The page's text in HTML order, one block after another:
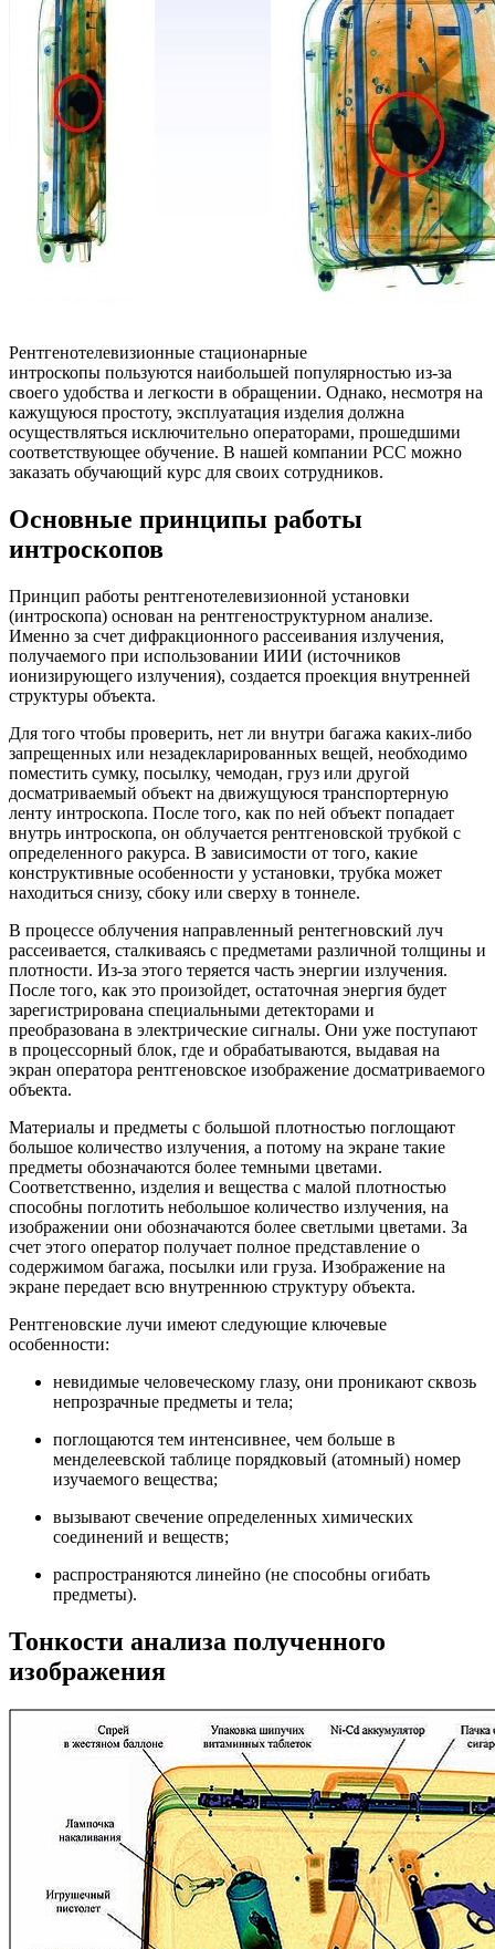
Рентгенотелевизионные стационарные
интроскопы пользуются наибольшей популярностью из-за
своего удобства и легкости в обращении. Однако, несмотря на
кажущуюся простоту, эксплуатация изделия должна
осуществляться исключительно операторами, прошедшими
соответствующее обучение. В нашей компании РСС можно
заказать обучающий курс для своих сотрудников.
Основные принципы работы
интроскопов
Принцип работы рентгенотелевизионной установки
(интроскопа) основан на рентгеноструктурном анализе.
Именно за счет дифракционного рассеивания излучения,
получаемого при использовании ИИИ (источников
ионизирующего излучения), создается проекция внутренней
структуры объекта.
Для того чтобы проверить, нет ли внутри багажа каких-либо
запрещенных или незадекларированных вещей, необходимо
поместить сумку, посылку, чемодан, груз или другой
досматриваемый объект на движущуюся транспортерную
ленту интроскопа. После того, как по ней объект попадает
внутрь интроскопа, он облучается рентгеновской трубкой с
определенного ракурса. В зависимости от того, какие
конструктивные особенности у установки, трубка может
находиться снизу, сбоку или сверху в тоннеле.
В процессе облучения направленный рентегновский луч
рассеивается, сталкиваясь с предметами различной толщины и
плотности. Из-за этого теряется часть энергии излучения.
После того, как это произойдет, остаточная энергия будет
зарегистрирована специальными детекторами и
преобразована в электрические сигналы. Они уже поступают
в процессорный блок, где и обрабатываются, выдавая на
экран оператора рентгеновское изображение досматриваемого
объекта.
Материалы и предметы с большой плотностью поглощают
большое количество излучения, а потому на экране такие
предметы обозначаются более темными цветами.
Соответственно, изделия и вещества с малой плотностью
способны поглотить небольшое количество излучения, на
изображении они обозначаются более светлыми цветами. За
счет этого оператор получает полное представление о
содержимом багажа, посылки или груза. Изображение на
экране передает всю внутреннюю структуру объекта.
Рентгеновские лучи имеют следующие ключевые
особенности:
невидимые человеческому глазу, они проникают сквозь
непрозрачные предметы и тела;
поглощаются тем интенсивнее, чем больше в
менделеевской таблице порядковый (атомный) номер
изучаемого вещества;
вызывают свечение определенных химических
соединений и веществ;
распространяются линейно (не способны огибать
предметы).
Тонкости анализа полученного
изображения